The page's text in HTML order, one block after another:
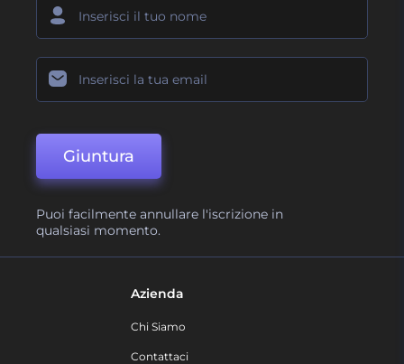
Giuntura
Puoi facilmente annullare l'iscrizione in
qualsiasi momento.
Azienda
Chi Siamo
Contattaci